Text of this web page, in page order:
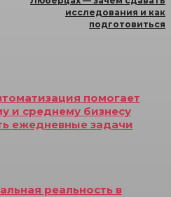
исследования и как
подготовиться
помогает
и среднему бизнесу
ежедневные задачи
реальность в